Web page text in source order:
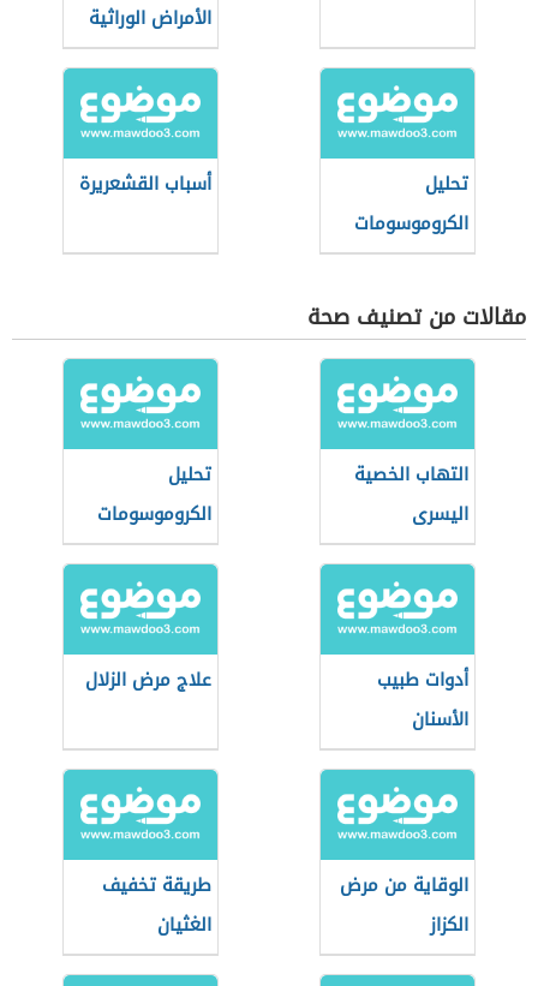
الأمراض الوراثية
تحليل
الكروموسومات
للجنين
أسباب القشعريرة
مقالات من تصنيف صحة
التهاب الخصية
اليسرى
تحليل
الكروموسومات
أدوات طبيب
الأسنان
علاج مرض الزلال
الوقاية من مرض
الكزاز
طريقة تخفيف
الغثيان